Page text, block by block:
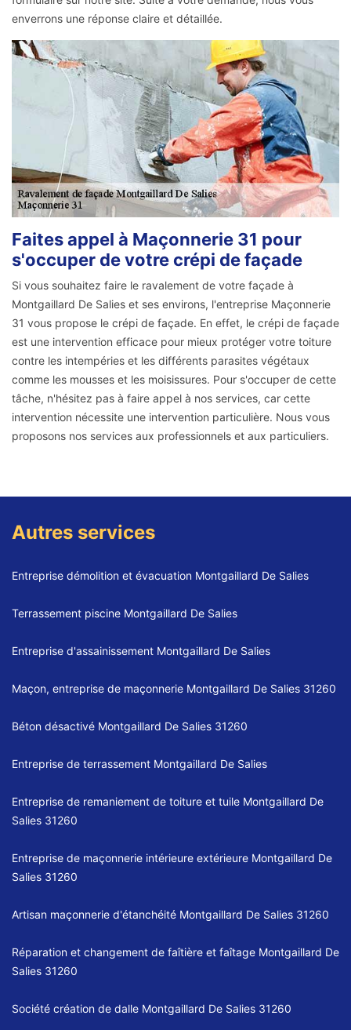
enverrons une réponse claire et détaillée.
Faites appel à Maçonnerie 31 pour
s'occuper de votre crépi de façade
Si vous souhaitez faire le ravalement de votre façade à
Montgaillard De Salies et ses environs, l'entreprise Maçonnerie
31 vous propose le crépi de façade. En effet, le crépi de façade
est une intervention efficace pour mieux protéger votre toiture
contre les intempéries et les différents parasites végétaux
comme les mousses et les moisissures. Pour s'occuper de cette
tâche, n'hésitez pas à faire appel à nos services, car cette
intervention nécessite une intervention particulière. Nous vous
proposons nos services aux professionnels et aux particuliers.
Autres services
Entreprise démolition et évacuation Montgaillard De Salies
Terrassement piscine Montgaillard De Salies
Entreprise d'assainissement Montgaillard De Salies
Maçon, entreprise de maçonnerie Montgaillard De Salies 31260
Béton désactivé Montgaillard De Salies 31260
Entreprise de terrassement Montgaillard De Salies
Entreprise de remaniement de toiture et tuile Montgaillard De
Salies 31260
Entreprise de maçonnerie intérieure extérieure Montgaillard De
Salies 31260
Artisan maçonnerie d'étanchéité Montgaillard De Salies 31260
Réparation et changement de faîtière et faîtage Montgaillard De
Salies 31260
Société création de dalle Montgaillard De Salies 31260